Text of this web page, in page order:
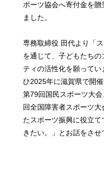
ポーツ協会へ寄付金を贈
ました。
専務取締役 田代より「
を通じて、子どもたちの
ティの活性化を願ってい
ひ2025年に滋賀県で開
第79回国民スポーツ大
回全国障害者スポーツ大
たスポーツ振興に役立て
きたい。」とお話をさせ